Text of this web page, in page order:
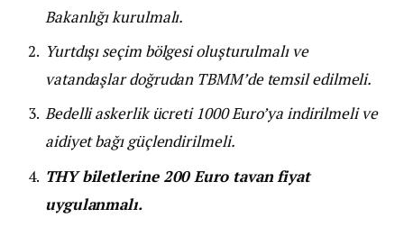
Bakanlığı kurulmalı.
Yurtdışı seçim bölgesi oluşturulmalı ve
vatandaşlar doğrudan TBMM’de temsil edilmeli.
Bedelli askerlik ücreti 1000 Euro’ya indirilmeli ve
aidiyet bağı güçlendirilmeli.
THY biletlerine 200 Euro tavan fiyat
uygulanmalı.